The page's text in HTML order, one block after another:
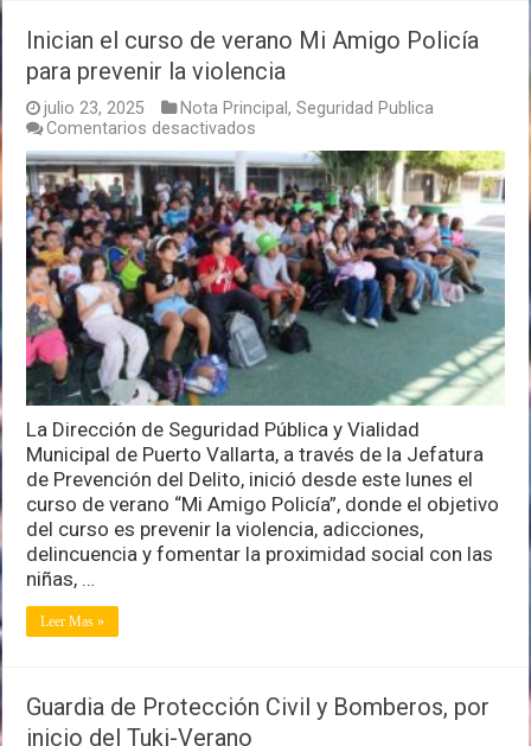
Inician el curso de verano Mi Amigo Policía
para prevenir la violencia
julio 23, 2025 Nota Principal,Seguridad Publica
Comentarios desactivados
Inician
el
curso
de
verano
Mi
Amigo
Policía
para
prevenir
la
violencia
La Dirección de Seguridad Pública y Vialidad
Municipal de Puerto Vallarta, a través de la Jefatura
de Prevención del Delito, inició desde este lunes el
curso de verano “Mi Amigo Policía”, donde el objetivo
del curso es prevenir la violencia, adicciones,
delincuencia y fomentar la proximidad social con las
niñas, …
Leer Mas »
Guardia de Protección Civil y Bomberos, por
inicio del Tuki-Verano